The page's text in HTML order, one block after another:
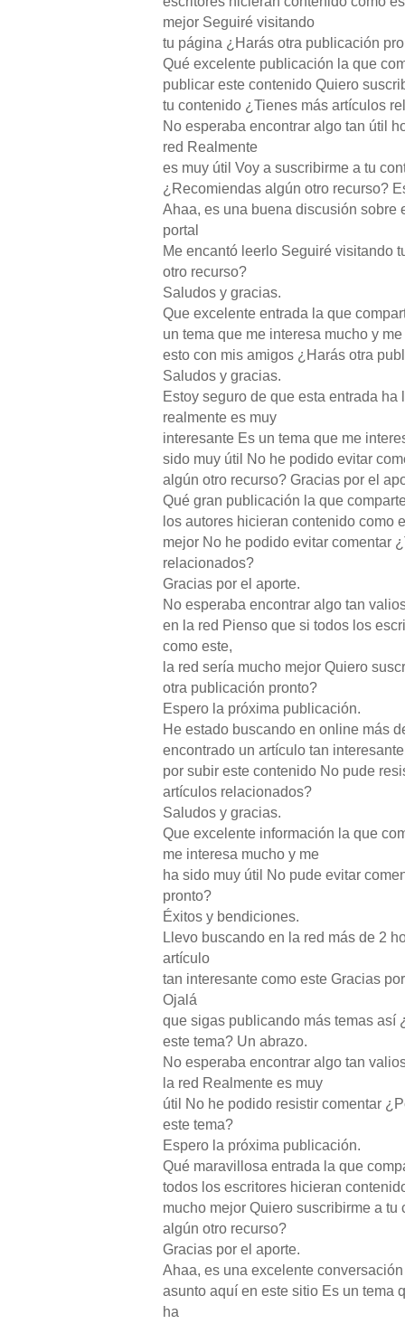
mejor Seguiré visitando
tu página ¿Harás otra publicación
Qué excelente publicación la que
publicar este contenido Quiero
tu contenido ¿Tienes más artículos
No esperaba encontrar algo tan útil
red Realmente
es muy útil Voy a suscribirme a tu
¿Recomiendas algún otro recurso?
Ahaa, es una buena discusión sobre
portal
Me encantó leerlo Seguiré visitando
otro recurso?
Saludos y gracias.
Que excelente entrada la que
un tema que me interesa mucho y
esto con mis amigos ¿Harás otra
Saludos y gracias.
Estoy seguro de que esta entrada
realmente es muy
interesante Es un tema que me
sido muy útil No he podido evitar
algún otro recurso? Gracias por el
Qué gran publicación la que
los autores hicieran contenido como
mejor No he podido evitar comentar
relacionados?
Gracias por el aporte.
No esperaba encontrar algo tan
en la red Pienso que si todos los
como este,
la red sería mucho mejor Quiero
otra publicación pronto?
Espero la próxima publicación.
He estado buscando en online más
encontrado un artículo tan
por subir este contenido No pude
artículos relacionados?
Saludos y gracias.
Que excelente información la que
me interesa mucho y me
ha sido muy útil No pude evitar
pronto?
Éxitos y bendiciones.
Llevo buscando en la red más de 2
artículo
tan interesante como este Gracias
Ojalá
que sigas publicando más temas así
este tema? Un abrazo.
No esperaba encontrar algo tan
la red Realmente es muy
útil No he podido resistir comentar
este tema?
Espero la próxima publicación.
Qué maravillosa entrada la que
todos los escritores hicieran
mucho mejor Quiero suscribirme a
algún otro recurso?
Gracias por el aporte.
Ahaa, es una excelente
asunto aquí en este sitio Es un tema
ha